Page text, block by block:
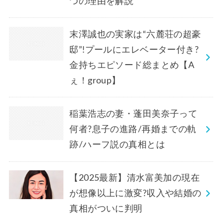
末澤誠也の実家は“六麓荘の超豪
邸”!プールにエレベーター付き?
金持ちエピソード総まとめ【A
ぇ！group】
稲葉浩志の妻・蓬田美奈子って
何者?息子の進路/再婚までの軌
跡/ハーフ説の真相とは
【2025最新】清水富美加の現在
が想像以上に激変?収入や結婚の
真相がついに判明